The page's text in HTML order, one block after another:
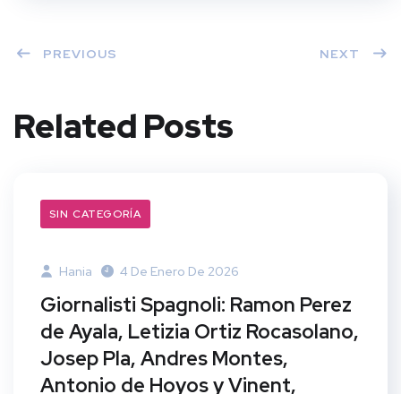
PREVIOUS NEXT
Related Posts
SIN CATEGORÍA
Hania 4 De Enero De 2026
Giornalisti Spagnoli: Ramon Perez
de Ayala, Letizia Ortiz Rocasolano,
Josep Pla, Andres Montes,
Antonio de Hoyos y Vinent,